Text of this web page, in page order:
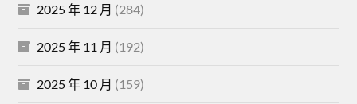
2025 年 12 月 (284)
2025 年 11 月 (192)
2025 年 10 月 (159)